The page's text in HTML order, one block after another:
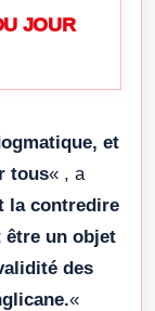
JOUR
et
tous« , a
la contredire
être un objet
des
«